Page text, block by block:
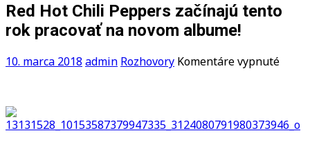
Red Hot Chili Peppers začínajú tento
rok pracovať na novom albume!
10. marca 2018 admin Rozhovory Komentáre vypnuténa